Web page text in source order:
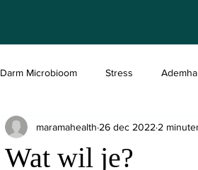
Darm Microbioom Stress
Wat wil je?
maramahealth 26 dec 2022 2